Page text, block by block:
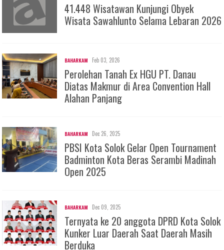
41.448 Wisatawan Kunjungi Obyek
Wisata Sawahlunto Selama Lebaran 2026
BAHARKAM Feb 03, 2026
Perolehan Tanah Ex HGU PT. Danau
Diatas Makmur di Area Convention Hall
Alahan Panjang
BAHARKAM Dec 26, 2025
PBSI Kota Solok Gelar Open Tournament
Badminton Kota Beras Serambi Madinah
Open 2025
BAHARKAM Dec 09, 2025
Ternyata ke 20 anggota DPRD Kota Solok
Kunker Luar Daerah Saat Daerah Masih
Berduka